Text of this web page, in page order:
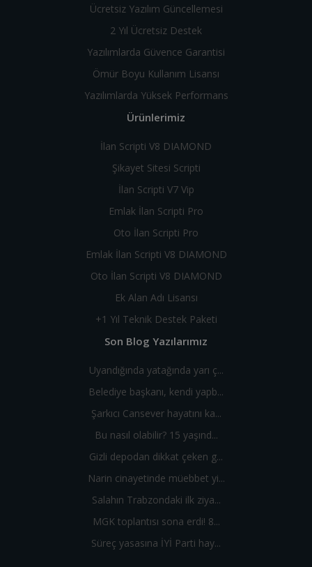
Ücretsiz Yazılım Güncellemesi
2 Yıl Ücretsiz Destek
Yazılımlarda Güvence Garantisi
Ömür Boyu Kullanım Lisansı
Yazılımlarda Yüksek Performans
Ürünlerimiz
İlan Scripti V8 DIAMOND
Şikayet Sitesi Scripti
İlan Scripti V7 Vip
Emlak İlan Scripti Pro
Oto İlan Scripti Pro
Emlak İlan Scripti V8 DIAMOND
Oto İlan Scripti V8 DIAMOND
Ek Alan Adı Lisansı
+1 Yıl Teknik Destek Paketi
Son Blog Yazılarımız
Uyandığında yatağında yarı ç...
Belediye başkanı, kendi yapb...
Şarkıcı Cansever hayatını ka...
Bu nasıl olabilir? 15 yaşınd...
Gizli depodan dikkat çeken g...
Narin cinayetinde müebbet yi...
Salahın Trabzondaki ilk ziya...
MGK toplantısı sona erdi! 8...
Süreç yasasına İYİ Parti hay...